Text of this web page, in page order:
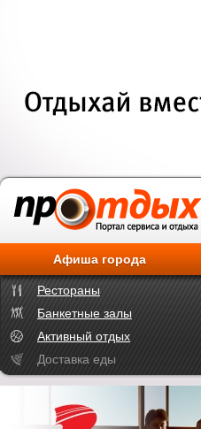
Афиша города
Рестораны
Банкетные залы
Активный отдых
Доставка еды